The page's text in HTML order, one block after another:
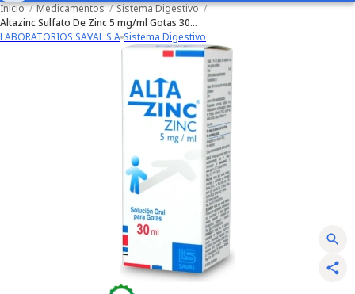
Inicio / Medicamentos / Sistema Digestivo /
Altazinc Sulfato De Zinc 5 mg/ml Gotas 30 mL
LABORATORIOS SAVAL S A Sistema Digestivo